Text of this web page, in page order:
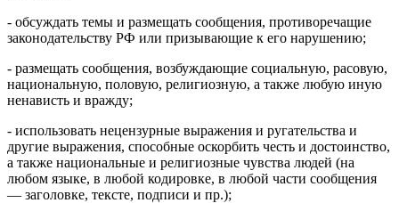
- обсуждать темы и размещать сообщения, противоречащие
законодательству РФ или призывающие к его нарушению;
- размещать сообщения, возбуждающие социальную, расовую,
национальную, половую, религиозную, а также любую иную
ненависть и вражду;
- использовать нецензурные выражения и ругательства и
другие выражения, способные оскорбить честь и достоинство,
а также национальные и религиозные чувства людей (на
любом языке, в любой кодировке, в любой части сообщения
— заголовке, тексте, подписи и пр.);